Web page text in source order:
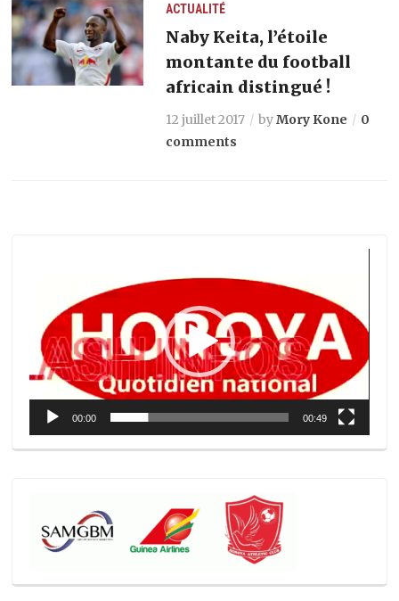
ACTUALITÉ
Naby Keita, l’étoile
montante du football
africain distingué !
12 juillet 2017 byMory Kone
0
comments
00:00 00:49